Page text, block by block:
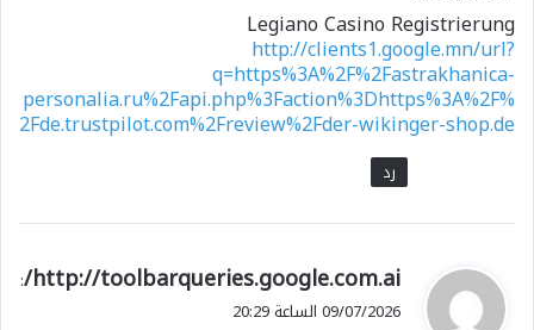
Legiano Casino Registrierung
http://clients1.google.mn/url?
q=https%3A%2F%2Fastrakhanica-
personalia.ru%2Fapi.php%3Faction%3Dhttps%3A%2F%
2Fde.trustpilot.com%2Freview%2Fder-wikinger-shop.de
رد
ي
ق
http://toolbarqueries.google.com.ai/
:
09/07/2026 الساعة 20:29